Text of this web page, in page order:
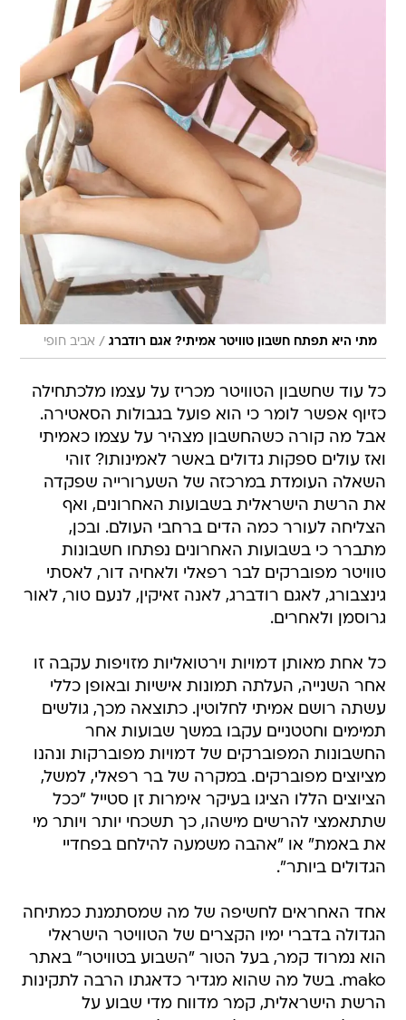
מתי היא תפתח חשבון טוויטר אמיתי? אגם רודברג / אביב חופי
כל עוד שחשבון הטוויטר מכריז על עצמו מלכתחילה
כזיוף אפשר לומר כי הוא פועל בגבולות הסאטירה.
אבל מה קורה כשהחשבון מצהיר על עצמו כאמיתי
ואז עולים ספקות גדולים באשר לאמינותו? זוהי
השאלה העומדת במרכזה של השערורייה שפקדה
את הרשת הישראלית בשבועות האחרונים, ואף
הצליחה לעורר כמה הדים ברחבי העולם. ובכן,
מתברר כי בשבועות האחרונים נפתחו חשבונות
טוויטר מפוברקים לבר רפאלי ולאחיה דור, לאסתי
גינצבורג, לאגם רודברג, לאנה זאיקין, לנעם טור, לאור
גרוסמן ולאחרים.
כל אחת מאותן דמויות וירטואליות מזויפות עקבה זו
אחר השנייה, העלתה תמונות אישיות ובאופן כללי
עשתה רושם אמיתי לחלוטין. כתוצאה מכך, גולשים
תמימים וחטטניים עקבו במשך שבועות אחר
החשבונות המפוברקים של דמויות מפוברקות ונהנו
מציוצים מפוברקים. במקרה של בר רפאלי, למשל,
הציוצים הללו הציגו בעיקר אימרות זן סטייל "ככל
שתתאמצי להרשים מישהו, כך תשכחי יותר ויותר מי
את באמת" או "אהבה משמעה להילחם בפחדיי
הגדולים ביותר".
אחד האחראים לחשיפה של מה שמסתמנת כמתיחה
הגדולה בדברי ימיו הקצרים של הטוויטר הישראלי
הוא נמרוד קמר, בעל הטור "השבוע בטוויטר" באתר
mako. בשל מה שהוא מגדיר כדאגתו הרבה לתקינות
הרשת הישראלית, קמר מדווח מדי שבוע על